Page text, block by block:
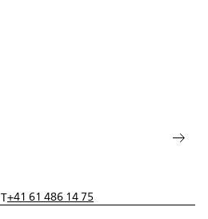
T+41 61 486 14 75